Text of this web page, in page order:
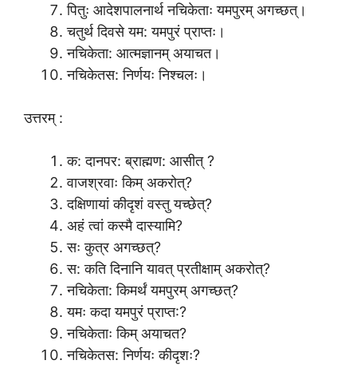
पितुः आदेशपालनार्थ नचिकेताः यमपुरम् अगच्छत्।
चतुर्थ दिवसे यम: यमपुरं प्राप्तः।
नचिकेता: आत्मज्ञानम् अयाचत।
नचिकेतस: निर्णयः निश्चलः।
उत्तरम् :
क: दानपर: ब्राह्मण: आसीत् ?
वाजश्रवाः किम् अकरोत्?
दक्षिणायां कीदृशं वस्तु यच्छेत्?
अहं त्वां कस्मै दास्यामि?
सः कुत्र अगच्छत्?
स: कति दिनानि यावत् प्रतीक्षाम् अकरोत्?
नचिकेता: किमर्थं यमपुरम् अगच्छत्?
यमः कदा यमपुरं प्राप्त:?
नचिकेताः किम् अयाचत?
नचिकेतस: निर्णयः कीदृशः?